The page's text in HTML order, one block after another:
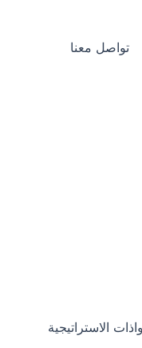
تواصل معنا
الاستراتيجية